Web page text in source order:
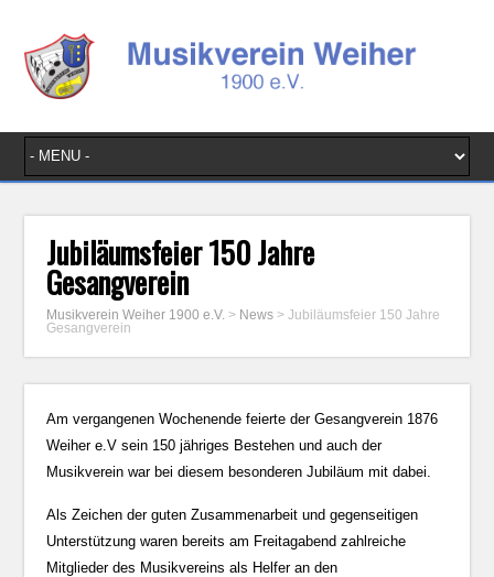
Jubiläumsfeier 150 Jahre
Gesangverein
Musikverein Weiher 1900 e.V. > News >Jubiläumsfeier 150 Jahre
Gesangverein
Am vergangenen Wochenende feierte der Gesangverein 1876
Weiher e.V sein 150 jähriges Bestehen und auch der
Musikverein war bei diesem besonderen Jubiläum mit dabei.
Als Zeichen der guten Zusammenarbeit und gegenseitigen
Unterstützung waren bereits am Freitagabend zahlreiche
Mitglieder des Musikvereins als Helfer an den